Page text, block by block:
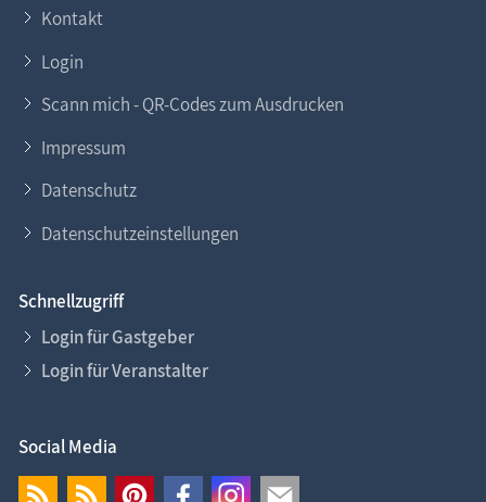
Kontakt
Login
Scann mich - QR-Codes zum Ausdrucken
Impressum
Datenschutz
Datenschutzeinstellungen
Schnellzugriff
Login für Gastgeber
Login für Veranstalter
Social Media